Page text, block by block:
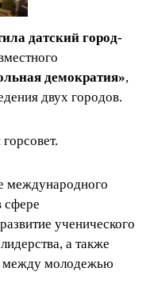
датский город-
демократия»,
двух городов.
международного
сфере
ученического
а также
между молодежью